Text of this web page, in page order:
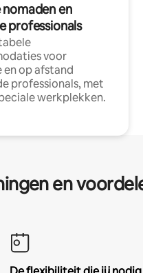
en
professionals
voor
en op afstand
professionals, met
werkplekken.
en